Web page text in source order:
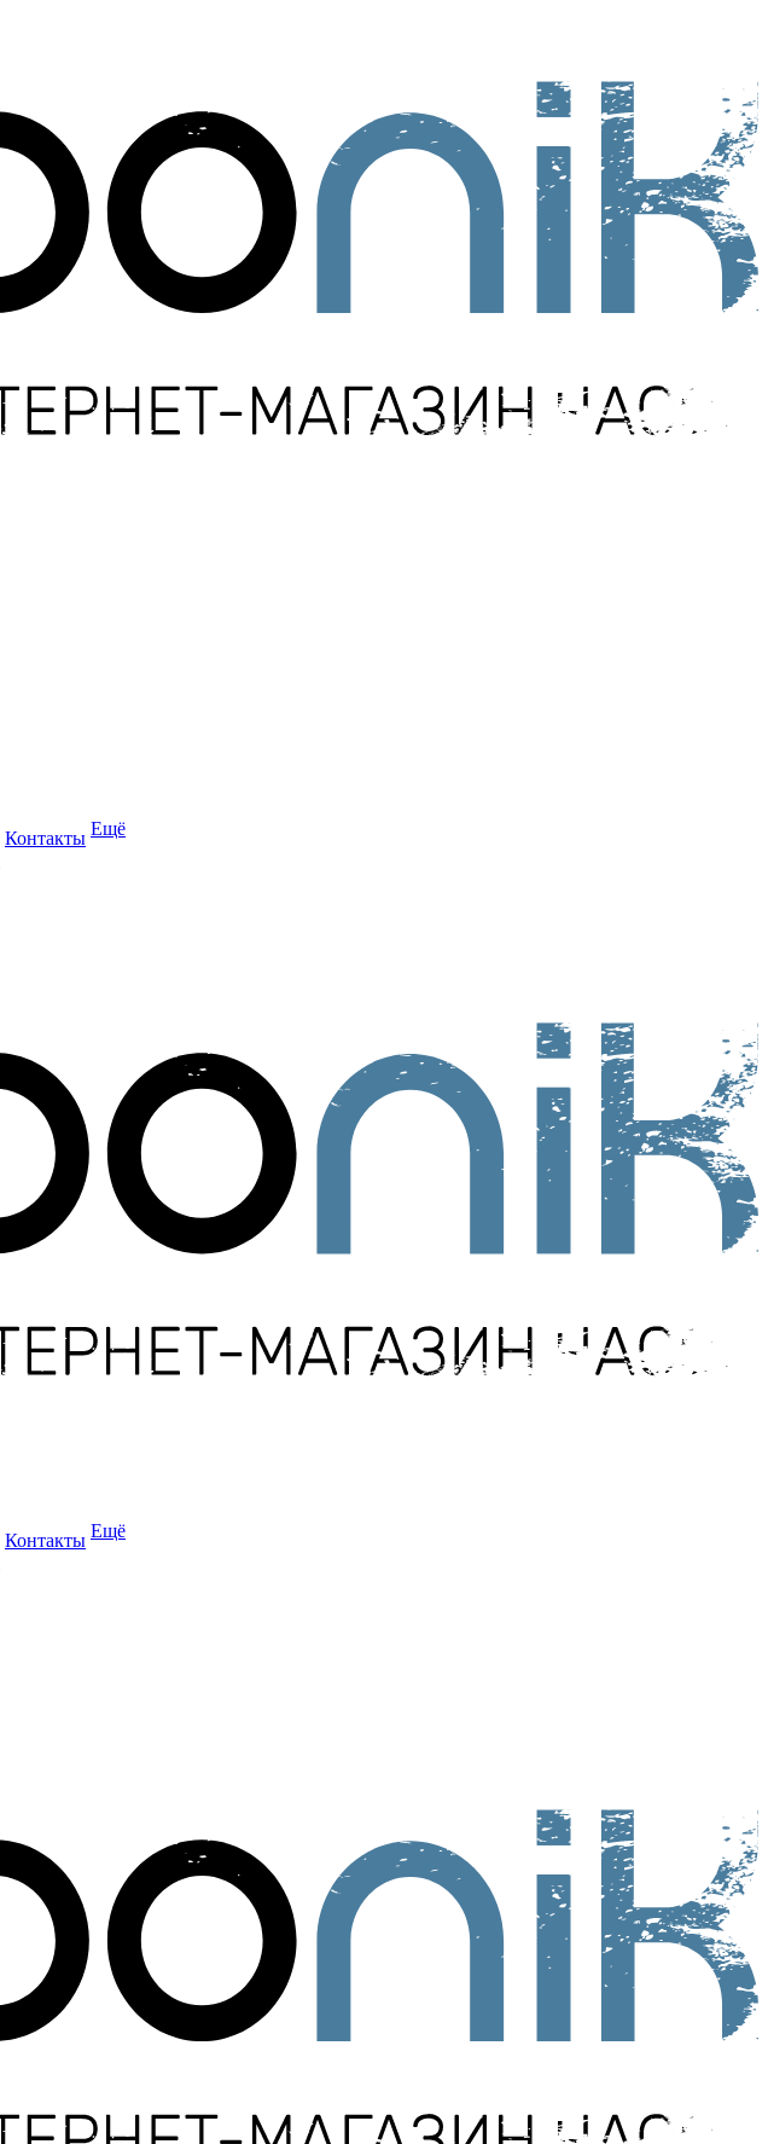
Контакты Ещё
Контакты Ещё